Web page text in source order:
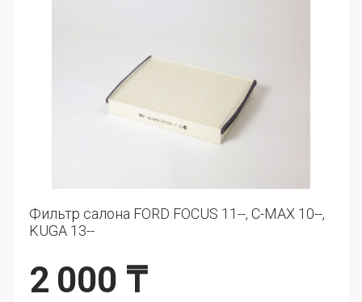
Фильтр салона FORD FOCUS 11--, C-MAX 10--,
KUGA 13--
2 000 ₸